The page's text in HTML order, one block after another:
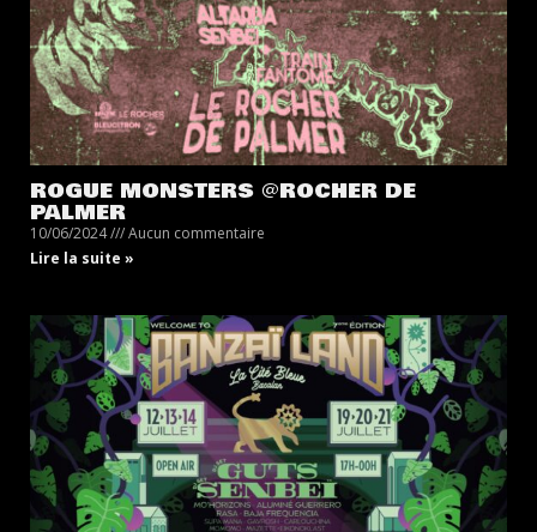
ROGUE MONSTERS @ROCHER DE
PALMER
10/06/2024
Aucun commentaire
Lire la suite »